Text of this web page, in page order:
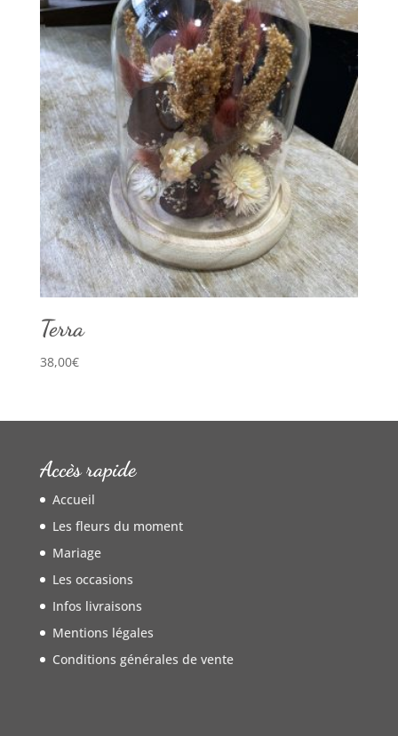
Terra
38,00€
Accès rapide
Accueil
Les fleurs du moment
Mariage
Les occasions
Infos livraisons
Mentions légales
Conditions générales de vente